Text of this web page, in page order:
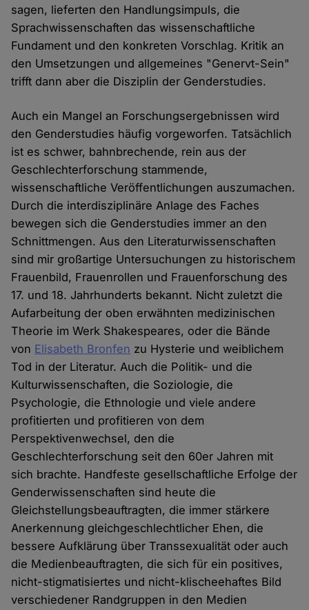
sagen, lieferten den Handlungsimpuls, die
Sprachwissenschaften das wissenschaftliche
Fundament und den konkreten Vorschlag. Kritik an
den Umsetzungen und allgemeines "Genervt-Sein"
trifft dann aber die Disziplin der Genderstudies.
Auch ein Mangel an Forschungsergebnissen wird
den Genderstudies häufig vorgeworfen. Tatsächlich
ist es schwer, bahnbrechende, rein aus der
Geschlechterforschung stammende,
wissenschaftliche Veröffentlichungen auszumachen.
Durch die interdisziplinäre Anlage des Faches
bewegen sich die Genderstudies immer an den
Schnittmengen. Aus den Literaturwissenschaften
sind mir großartige Untersuchungen zu historischem
Frauenbild, Frauenrollen und Frauenforschung des
17. und 18. Jahrhunderts bekannt. Nicht zuletzt die
Aufarbeitung der oben erwähnten medizinischen
Theorie im Werk Shakespeares, oder die Bände
von Elisabeth Bronfen zu Hysterie und weiblichem
Tod in der Literatur. Auch die Politik- und die
Kulturwissenschaften, die Soziologie, die
Psychologie, die Ethnologie und viele andere
profitierten und profitieren von dem
Perspektivenwechsel, den die
Geschlechterforschung seit den 60er Jahren mit
sich brachte. Handfeste gesellschaftliche Erfolge der
Genderwissenschaften sind heute die
Gleichstellungsbeauftragten, die immer stärkere
Anerkennung gleichgeschlechtlicher Ehen, die
bessere Aufklärung über Transsexualität oder auch
die Medienbeauftragten, die sich für ein positives,
nicht-stigmatisiertes und nicht-klischeehaftes Bild
verschiedener Randgruppen in den Medien